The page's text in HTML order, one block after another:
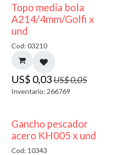
40% DESCUENTO
Topo media bola
A214/4mm/Golfi x
und
Cod: 03210
US$ 0,03US$0,05
Inventario: 266769
Gancho pescador
acero KH005 x und
Cod: 10343